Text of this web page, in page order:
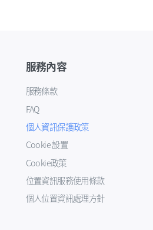
服務內容
服務條款
FAQ
個人資訊保護政策
Cookie 設置
Cookie政策
位置資訊服務使用條款
個人位置資訊處理方針